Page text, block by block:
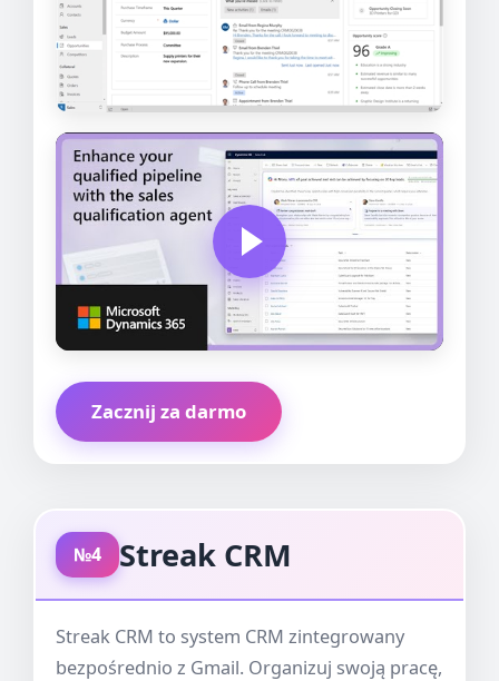
Zacznij za darmo
№4 Streak CRM
Streak CRM to system CRM zintegrowany
bezpośrednio z Gmail. Organizuj swoją pracę,